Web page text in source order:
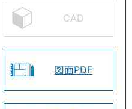
CAD
図面PDF